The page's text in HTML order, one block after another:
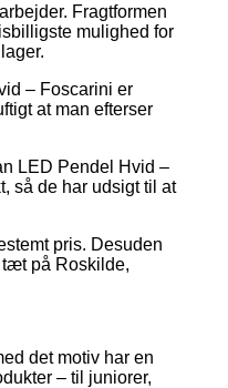
Fragtformen
mulighed for
– Foscarini er
at man efterser
LED Pendel Hvid –
så de har udsigt til at
pris. Desuden
tæt på Roskilde,
det motiv har en
– til juniorer,